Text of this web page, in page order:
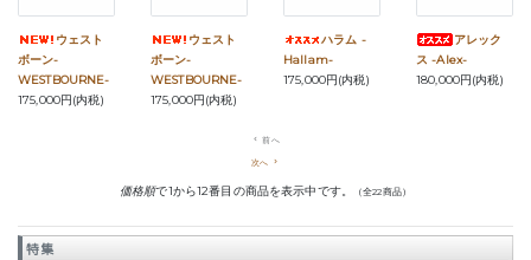
ウェスト
ボーン-
WESTBOURNE-
175,000円(内税)
ウェスト
ボーン-
WESTBOURNE-
175,000円(内税)
ハラム -
Hallam-
175,000円(内税)
アレック
ス -Alex-
180,000円(内税)
navigate_before 前へ
次へ navigate_next
価格順で1から12番目の商品を表示中です。 （全22商品）
特集